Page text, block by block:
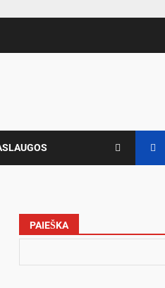
PAIEŠKA